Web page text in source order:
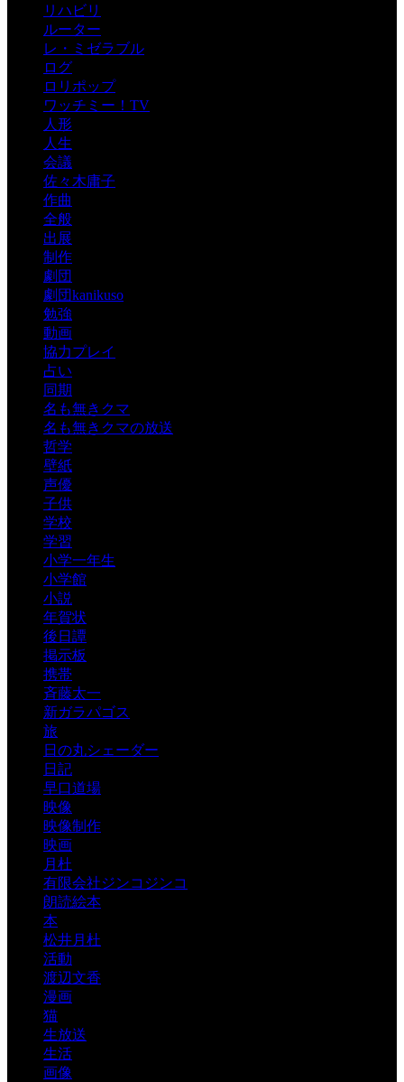
リハビリ
ルーター
レ・ミゼラブル
ログ
ロリポップ
ワッチミー！TV
人形
人生
会議
佐々木庸子
作曲
全般
出展
制作
劇団
劇団kanikuso
勉強
動画
協力プレイ
占い
同期
名も無きクマ
名も無きクマの放送
哲学
壁紙
声優
子供
学校
学習
小学一年生
小学館
小説
年賀状
後日譚
掲示板
携帯
斉藤太一
新ガラパゴス
旅
日の丸シェーダー
日記
早口道場
映像
映像制作
映画
月杜
有限会社ジンコジンコ
朗読絵本
本
松井月杜
活動
渡辺文香
漫画
猫
生放送
生活
画像